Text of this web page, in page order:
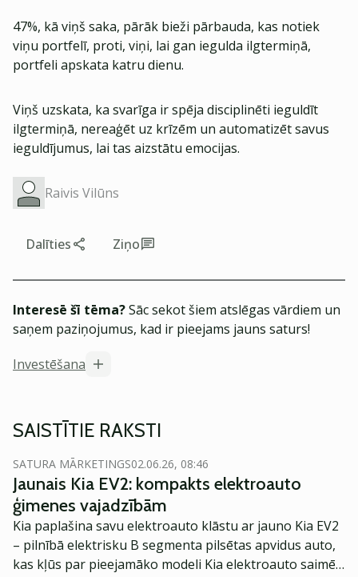
47%, kā viņš saka, pārāk bieži pārbauda, kas notiek
viņu portfelī, proti, viņi, lai gan iegulda ilgtermiņā,
portfeli apskata katru dienu.
Viņš uzskata, ka svarīga ir spēja disciplinēti ieguldīt
ilgtermiņā, nereaģēt uz krīzēm un automatizēt savus
ieguldījumus, lai tas aizstātu emocijas.
Raivis Vilūns
Dalīties Ziņo
Interesē šī tēma?Sāc sekot šiem atslēgas vārdiem un
saņem paziņojumus, kad ir pieejams jauns saturs!
Investēšana
SAISTĪTIE RAKSTI
SATURA MĀRKETINGS02.06.26, 08:46
Jaunais Kia EV2: kompakts elektroauto
ģimenes vajadzībām
Kia paplašina savu elektroauto klāstu ar jauno Kia EV2
– pilnībā elektrisku B segmenta pilsētas apvidus auto,
kas kļūs par pieejamāko modeli Kia elektroauto saimē